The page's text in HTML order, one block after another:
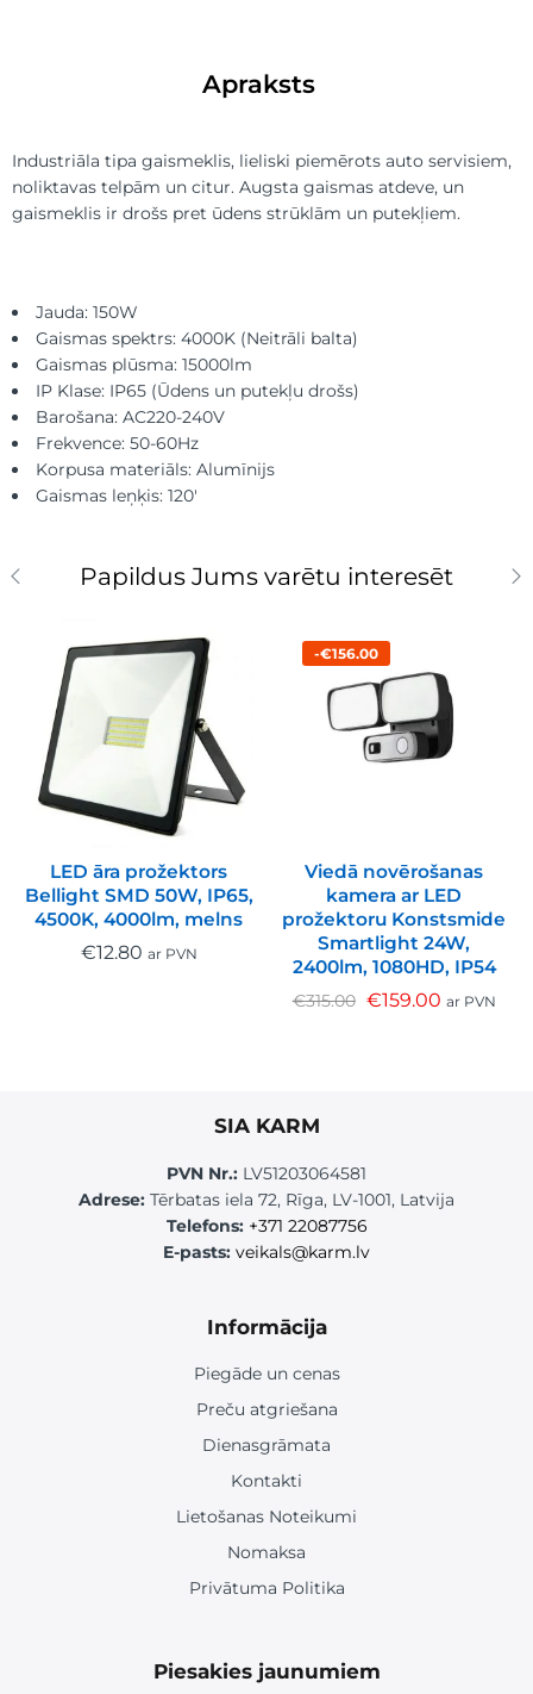
Apraksts
Industriāla tipa gaismeklis, lieliski piemērots auto servisiem,
noliktavas telpām un citur. Augsta gaismas atdeve, un
gaismeklis ir drošs pret ūdens strūklām un putekļiem.
Jauda: 150W
Gaismas spektrs: 4000K (Neitrāli balta)
Gaismas plūsma: 15000lm
IP Klase: IP65 (Ūdens un putekļu drošs)
Barošana: AC220-240V
Frekvence: 50-60Hz
Korpusa materiāls: Alumīnijs
Gaismas leņķis: 120′
Papildus Jums varētu interesēt
LED āra prožektors
Bellight SMD 50W, IP65,
4500K, 4000lm, melns
€12.80 ar PVN
-€156.00
Viedā novērošanas
kamera ar LED
prožektoru Konstsmide
Smartlight 24W,
2400lm, 1080HD, IP54
€315.00 €159.00 ar PVN
SIA KARM
PVN Nr.: LV51203064581
Adrese: Tērbatas iela 72, Rīga, LV-1001, Latvija
Telefons: +371 22087756
E-pasts: veikals@karm.lv
Informācija
Piegāde un cenas
Preču atgriešana
Dienasgrāmata
Kontakti
Lietošanas Noteikumi
Nomaksa
Privātuma Politika
Piesakies jaunumiem